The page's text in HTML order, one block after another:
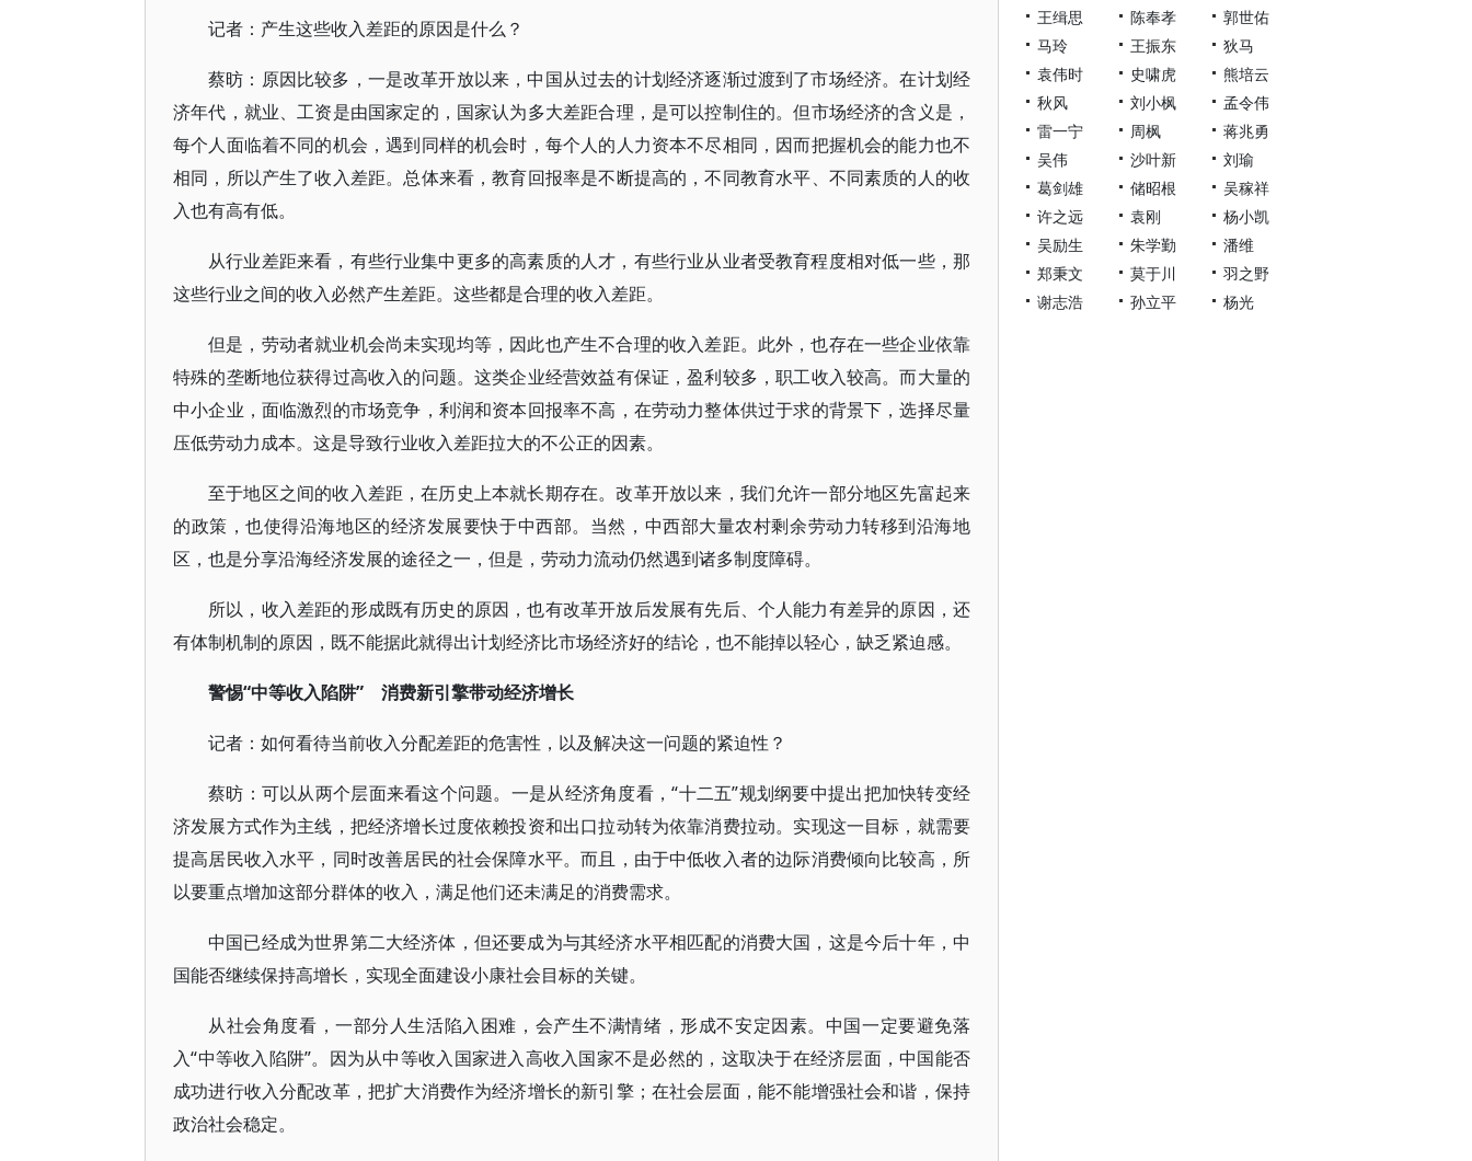
记者：产生这些收入差距的原因是什么？
蔡昉：原因比较多，一是改革开放以来，中国从过去的计划经济逐渐过渡到了市场经济。在计划经
济年代，就业、工资是由国家定的，国家认为多大差距合理，是可以控制住的。但市场经济的含义是，
每个人面临着不同的机会，遇到同样的机会时，每个人的人力资本不尽相同，因而把握机会的能力也不
相同，所以产生了收入差距。总体来看，教育回报率是不断提高的，不同教育水平、不同素质的人的收
入也有高有低。
从行业差距来看，有些行业集中更多的高素质的人才，有些行业从业者受教育程度相对低一些，那
这些行业之间的收入必然产生差距。这些都是合理的收入差距。
但是，劳动者就业机会尚未实现均等，因此也产生不合理的收入差距。此外，也存在一些企业依靠
特殊的垄断地位获得过高收入的问题。这类企业经营效益有保证，盈利较多，职工收入较高。而大量的
中小企业，面临激烈的市场竞争，利润和资本回报率不高，在劳动力整体供过于求的背景下，选择尽量
压低劳动力成本。这是导致行业收入差距拉大的不公正的因素。
至于地区之间的收入差距，在历史上本就长期存在。改革开放以来，我们允许一部分地区先富起来
的政策，也使得沿海地区的经济发展要快于中西部。当然，中西部大量农村剩余劳动力转移到沿海地
区，也是分享沿海经济发展的途径之一，但是，劳动力流动仍然遇到诸多制度障碍。
所以，收入差距的形成既有历史的原因，也有改革开放后发展有先后、个人能力有差异的原因，还
有体制机制的原因，既不能据此就得出计划经济比市场经济好的结论，也不能掉以轻心，缺乏紧迫感。
警惕“中等收入陷阱” 消费新引擎带动经济增长
记者：如何看待当前收入分配差距的危害性，以及解决这一问题的紧迫性？
蔡昉：可以从两个层面来看这个问题。一是从经济角度看，“十二五”规划纲要中提出把加快转变经
济发展方式作为主线，把经济增长过度依赖投资和出口拉动转为依靠消费拉动。实现这一目标，就需要
提高居民收入水平，同时改善居民的社会保障水平。而且，由于中低收入者的边际消费倾向比较高，所
以要重点增加这部分群体的收入，满足他们还未满足的消费需求。
中国已经成为世界第二大经济体，但还要成为与其经济水平相匹配的消费大国，这是今后十年，中
国能否继续保持高增长，实现全面建设小康社会目标的关键。
从社会角度看，一部分人生活陷入困难，会产生不满情绪，形成不安定因素。中国一定要避免落
入“中等收入陷阱”。因为从中等收入国家进入高收入国家不是必然的，这取决于在经济层面，中国能否
成功进行收入分配改革，把扩大消费作为经济增长的新引擎；在社会层面，能不能增强社会和谐，保持
政治社会稳定。
王缉思
陈奉孝
郭世佑
马玲
王振东
狄马
袁伟时
史啸虎
熊培云
秋风
刘小枫
孟令伟
雷一宁
周枫
蒋兆勇
吴伟
沙叶新
刘瑜
葛剑雄
储昭根
吴稼祥
许之远
袁刚
杨小凯
吴励生
朱学勤
潘维
郑秉文
莫于川
羽之野
谢志浩
孙立平 杨光